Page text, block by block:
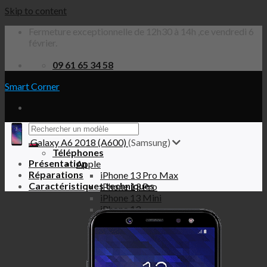
Skip to content
09 61 65 34 58
Smart Corner
Téléphones
Apple
iPhone 13 Pro Max
iPhone 13 Pro
iPhone 13 Mini
iPhone 13
iPhone 12 Pro Max
iPhone 12 Pro
iPhone 12 Mini
iPhone 12
Galaxy A6 2018 (A600)(Samsung)
Présentation
Réparations
Caractéristiques techniques